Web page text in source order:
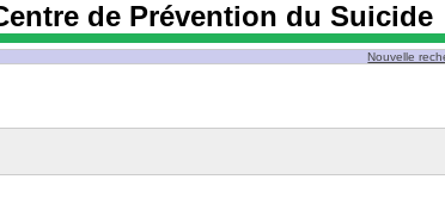
de Prévention du Suicide
Nouvelle